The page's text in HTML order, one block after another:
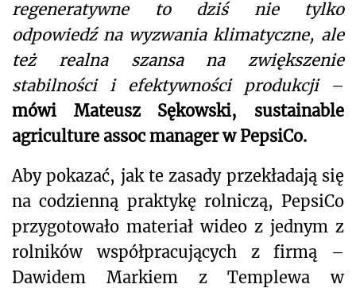
regeneratywne to dziś nie tylko
odpowiedź na wyzwania klimatyczne, ale
też realna szansa na zwiększenie
stabilności i efektywności produkcji–
mówi Mateusz Sękowski, sustainable
agriculture assoc manager w PepsiCo.
Aby pokazać, jak te zasady przekładają się
na codzienną praktykę rolniczą, PepsiCo
przygotowało materiał wideo z jednym z
rolników współpracujących z firmą –
Dawidem Markiem z Templewa w